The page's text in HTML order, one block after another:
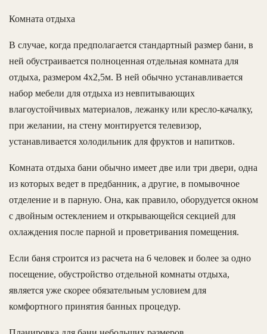
Комната отдыха
В случае, когда предполагается стандартный размер бани, в
ней обустраивается полноценная отдельная комната для
отдыха, размером 4х2,5м. В ней обычно устанавливается
набор мебели для отдыха из невпитывающих
влагоустойчивых материалов, лежанку или кресло-качалку,
при желании, на стену монтируется телевизор,
устанавливается холодильник для фруктов и напитков.
Комната отдыха бани обычно имеет две или три двери, одна
из которых ведет в предбанник, а другие, в помывочное
отделение и в парную. Она, как правило, оборудуется окном
с двойным остеклением и открывающейся секцией для
охлаждения после парной и проветривания помещения.
Если баня строится из расчета на 6 человек и более за одно
посещение, обустройство отдельной комнаты отдыха,
является уже скорее обязательным условием для
комфортного принятия банных процедур.